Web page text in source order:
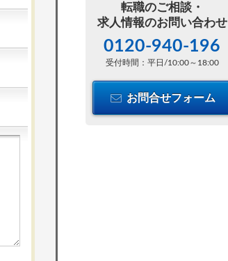
転職のご相談・
求人情報のお問い合わせ
0120-940-196
受付時間：平日/10:00～18:00
お問合せフォーム